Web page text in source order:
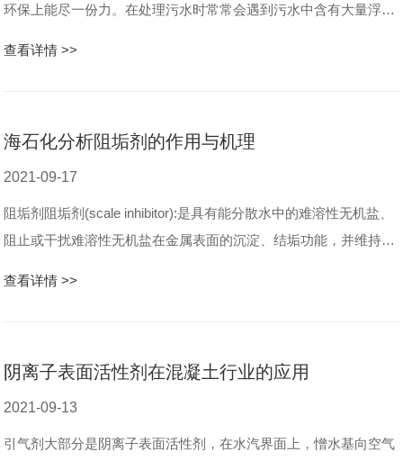
环保上能尽一份力。在处理污水时常常会遇到污水中含有大量浮选
查看详情 >>
海石化分析阻垢剂的作用与机理
2021-09-17
阻垢剂阻垢剂(scale inhibitor):是具有能分散水中的难溶性无机盐、
阻止或干扰难溶性无机盐在金属表面的沉淀、结垢功能，并维持金
查看详情 >>
阴离子表面活性剂在混凝土行业的应用
2021-09-13
引气剂大部分是阴离子表面活性剂，在水汽界面上，憎水基向空气